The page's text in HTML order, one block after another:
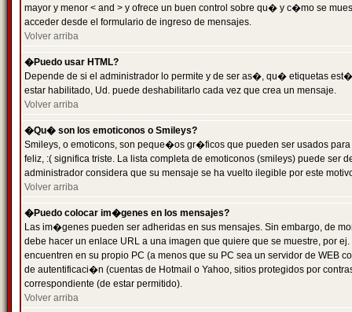
mayor y menor < and > y ofrece un buen control sobre qu� y c�mo se
acceder desde el formulario de ingreso de mensajes.
Volver arriba
�Puedo usar HTML?
Depende de si el administrador lo permite y de ser as�, qu� etiquetas
estar habilitado, Ud. puede deshabilitarlo cada vez que crea un mensaje.
Volver arriba
�Qu� son los emoticonos o Smileys?
Smileys, o emoticons, son peque�os gr�ficos que pueden ser usados
feliz, :( significa triste. La lista completa de emoticonos (smileys) puede
administrador considera que su mensaje se ha vuelto ilegible por este
Volver arriba
�Puedo colocar im�genes en los mensajes?
Las im�genes pueden ser adheridas en sus mensajes. Sin embargo, de
debe hacer un enlace URL a una imagen que quiere que se muestre, por
encuentren en su propio PC (a menos que su PC sea un servidor de
de autentificaci�n (cuentas de Hotmail o Yahoo, sitios protegidos por
correspondiente (de estar permitido).
Volver arriba